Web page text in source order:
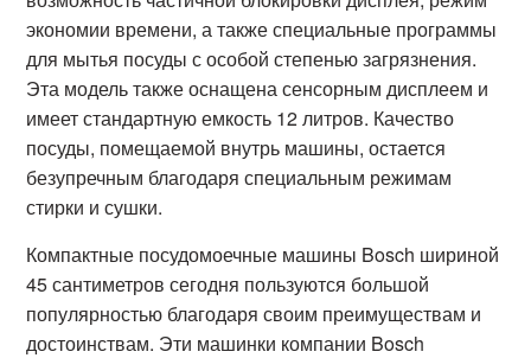
экономии времени, а также специальные программы
для мытья посуды с особой степенью загрязнения.
Эта модель также оснащена сенсорным дисплеем и
имеет стандартную емкость 12 литров. Качество
посуды, помещаемой внутрь машины, остается
безупречным благодаря специальным режимам
стирки и сушки.
Компактные посудомоечные машины Bosch шириной
45 сантиметров сегодня пользуются большой
популярностью благодаря своим преимуществам и
достоинствам. Эти машинки компании Bosch